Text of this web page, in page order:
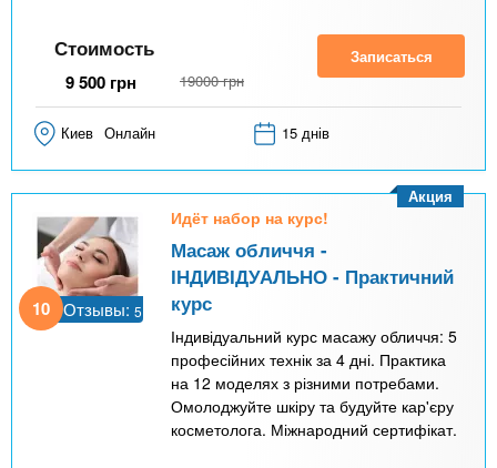
Стоимость
9 500 грн 19000 грн
Записаться
Киев Онлайн 15 днів
10 Отзывы: 5
Идёт набор на курс!
Масаж обличчя -
ІНДИВІДУАЛЬНО - Практичний
курс
Індивідуальний курс масажу обличчя: 5
професійних технік за 4 дні. Практика
на 12 моделях з різними потребами.
Омолоджуйте шкіру та будуйте кар'єру
косметолога. Міжнародний сертифікат.
Акция